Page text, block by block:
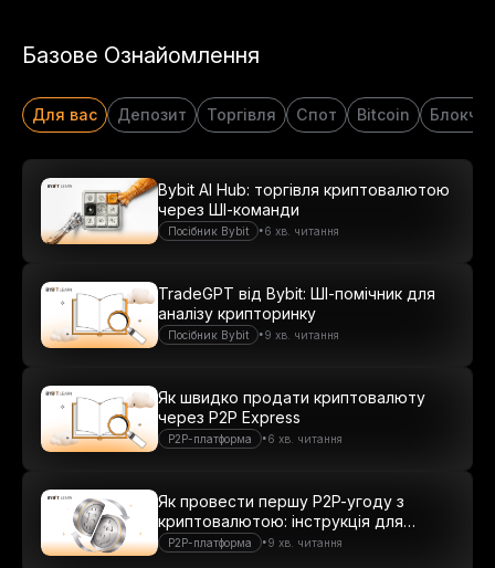
Базове Ознайомлення
Для вас Депозит Торгівля Спот Bitcoin
Посібник Bybit •6 хв. читання
Bybit AI Hub: торгівля криптовалютою
через ШІ-команди
Посібник Bybit •9 хв. читання
TradeGPT від Bybit: ШІ-помічник для
аналізу крипторинку
P2P-платформа •6 хв. читання
Як швидко продати криптовалюту
через P2P Express
P2P-платформа •9 хв. читання
Як провести першу P2P-угоду з
криптовалютою: інструкція для
новачків